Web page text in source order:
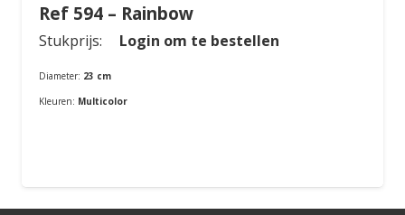
Ref 594 – Rainbow
Stukprijs: Login om te bestellen
Diameter: 23 cm
Kleuren: Multicolor